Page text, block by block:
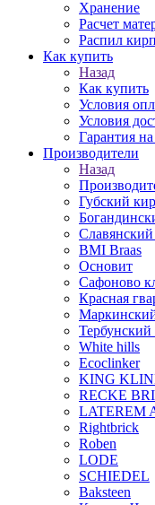
Хранение
Расчет
Распил
Как купить
Назад
Как купить
Условия
Условия
Гарантия
Производители
Назад
Губский
BMI Braas
Основит
Сафоново
Красная
Тербунский
White hills
Ecoclinker
KING
RECKE
LATEREM
Rightbrick
Roben
LODE
SCHIEDEL
Baksteen